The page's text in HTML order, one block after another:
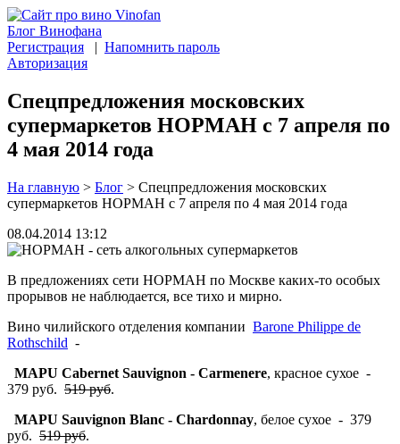
Блог Винофана
Регистрация | Напомнить пароль
Авторизация
Спецпредложения московских
супермаркетов НОРМАН с 7 апреля по
4 мая 2014 года
На главную > Блог > Спецпредложения московских
супермаркетов НОРМАН с 7 апреля по 4 мая 2014 года
08.04.2014 13:12
В предложениях сети НОРМАН по Москве каких-то особых
прорывов не наблюдается, все тихо и мирно.
Вино чилийского отделения компании Barone Philippe de
Rothschild -
MAPU Cabernet Sauvignon - Carmenere, красное сухое -
379 руб. 519 руб.
MAPU Sauvignon Blanc - Chardonnay, белое сухое - 379
руб. 519 руб.